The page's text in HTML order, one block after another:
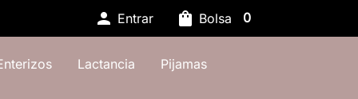
 Entrar shopping_bag Bolsa 0
Lactancia Pijamas